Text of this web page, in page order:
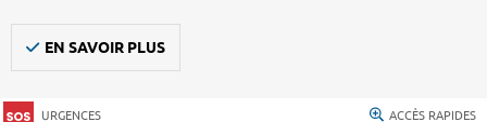
EN SAVOIR PLUS
URGENCES ACCÈS RAPIDES